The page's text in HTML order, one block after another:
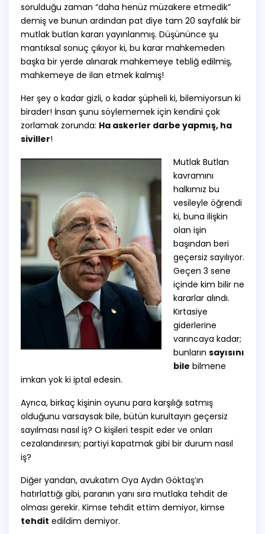
sorulduğu zaman “daha henüz müzakere etmedik”
demiş ve bunun ardından pat diye tam 20 sayfalık bir
mutlak butlan kararı yayınlanmış. Düşününce şu
mantıksal sonuç çıkıyor ki, bu karar mahkemeden
başka bir yerde alınarak mahkemeye tebliğ edilmiş,
mahkemeye de ilan etmek kalmış!
Her şey o kadar gizli, o kadar şüpheli ki, bilemiyorsun ki
birader! İnsan şunu söylememek için kendini çok
zorlamak zorunda: Ha askerler darbe yapmış, ha
siviller!
Mutlak Butlan
kavramını
halkımız bu
vesileyle öğrendi
ki, buna ilişkin
olan işin
başından beri
geçersiz sayılıyor.
Geçen 3 sene
içinde kim bilir ne
kararlar alındı.
Kırtasiye
giderlerine
varıncaya kadar;
bunların sayısını
bile bilmene
imkan yok ki iptal edesin.
Ayrıca, birkaç kişinin oyunu para karşılığı satmış
olduğunu varsaysak bile, bütün kurultayın geçersiz
sayılması nasıl iş? O kişileri tespit eder ve onları
cezalandırırsın; partiyi kapatmak gibi bir durum nasıl
iş?
Diğer yandan, avukatım Oya Aydın Göktaş’ın
hatırlattığı gibi, paranın yanı sıra mutlaka tehdit de
olması gerekir. Kimse tehdit ettim demiyor, kimse
tehdit edildim demiyor.